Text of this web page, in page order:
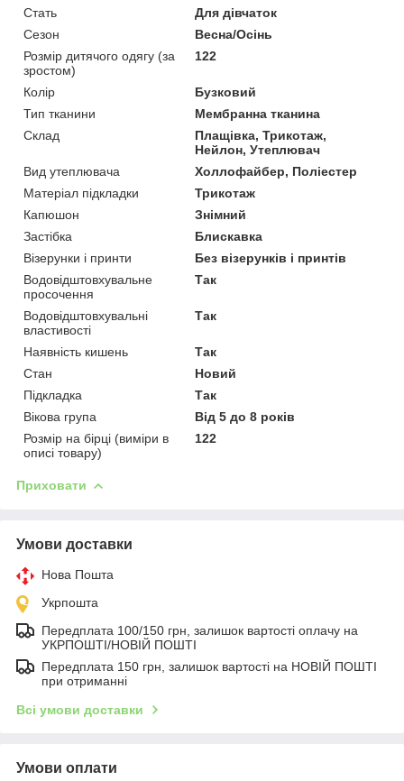
Стать
Для дівчаток
Сезон
Весна/Осінь
Розмір дитячого одягу (за
зростом)
122
Колір
Бузковий
Тип тканини
Мембранна тканина
Склад
Плащівка, Трикотаж,
Нейлон, Утеплювач
Вид утеплювача
Холлофайбер, Поліестер
Матеріал підкладки
Трикотаж
Капюшон
Знімний
Застібка
Блискавка
Візерунки і принти
Без візерунків і принтів
Водовідштовхувальне
просочення
Так
Водовідштовхувальні
властивості
Так
Наявність кишень
Так
Стан
Новий
Підкладка
Так
Вікова група
Від 5 до 8 років
Розмір на бірці (виміри в
описі товару)
122
Приховати
Умови доставки
Нова Пошта
Укрпошта
Передплата 100/150 грн, залишок вартості оплачу на
УКРПОШТІ/НОВІЙ ПОШТІ
Передплата 150 грн, залишок вартості на НОВІЙ ПОШТІ
при отриманні
Всі умови доставки
Умови оплати